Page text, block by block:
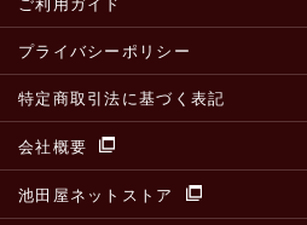
ご利用ガイド
プライバシーポリシー
特定商取引法に基づく表記
会社概要
池田屋ネットストア